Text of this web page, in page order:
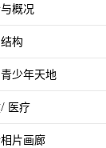
概况
构
少年天地
医疗
片画廊